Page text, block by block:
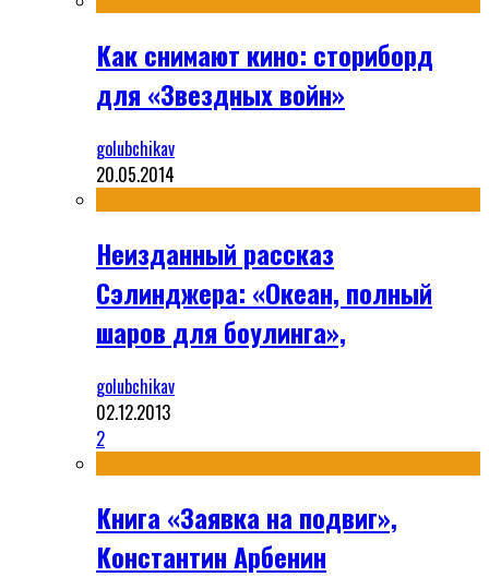
Как снимают кино: сториборд
для «Звездных войн»
golubchikav
20.05.2014
Неизданный рассказ
Сэлинджера: «Океан, полный
шаров для боулинга»,
golubchikav
02.12.2013
2
Книга «Заявка на подвиг»,
Константин Арбенин